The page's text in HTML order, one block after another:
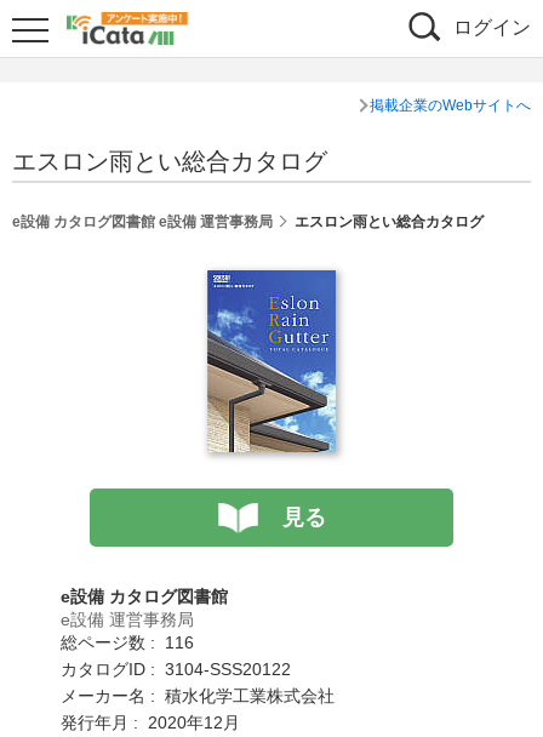
ログイン
掲載企業のWebサイトへ
エスロン雨とい総合カタログ
e設備 カタログ図書館 e設備 運営事務局 エスロン雨とい総合カタログ
見る
e設備 カタログ図書館
e設備 運営事務局
総ページ数 : 116
カタログID : 3104-SSS20122
メーカー名 : 積水化学工業株式会社
発行年月 : 2020年12月